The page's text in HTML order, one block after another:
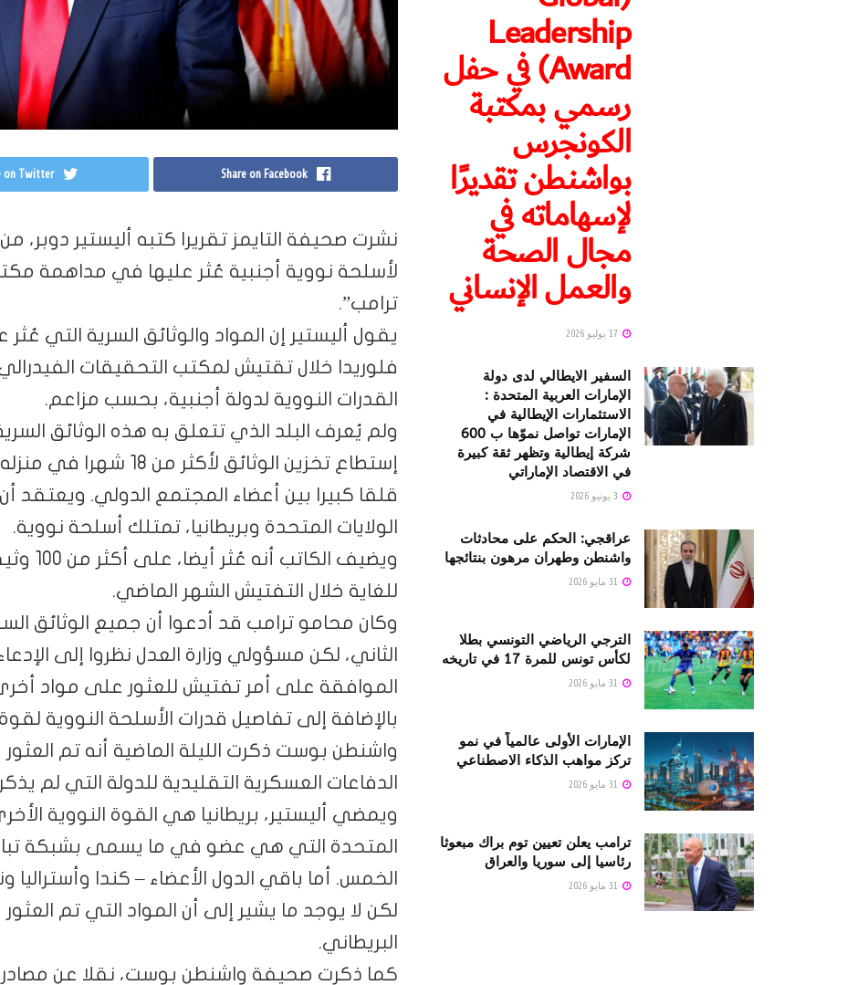
Share on Facebook
on Twitter
نشرت صحيفة التايمز تقريرا كتبه أليستير دوبر،
لأسلحة نووية أجنبية عُثر عليها في مداهمة
ترامب”.
يقول أليستير إن المواد والوثائق السرية التي
فلوريدا خلال تقتيش لمكتب التحقيقات
القدرات النووية لدولة أجنبية، بحسب مزاعم.
ولم يُعرف البلد الذي تتعلق به هذه الوثائق
إستطاع تخزين الوثائق
قلقا كبيرا بين أعضاء المجتمع الدولي.
الولايات المتحدة وبريطانيا، تمتلك أسلحة نووية.
ويضيف
للغاية خلال التفتيش الشهر الماضي.
وكان محامو ترامب قد أدعوا أن جميع الوثائق
الثاني، لكن مسؤولي وزارة العدل نظروا إلى
الموافقة على أمر تفتيش للعثور على مواد
بالإضافة إلى تفاصيل قدرات الأسلحة النووية
واشنطن بوست ذكرت الليلة الماضية أنه تم
الدفاعات العسكرية التقليدية للدولة التي لم
ويمضي أليستير، بريطانيا هي القوة النووية
المتحدة التي هي عضو في ما يسمى بشبكة تبادل
الخمس. أما باقي الدول الأعضاء – كندا وأستراليا
لكن لا يوجد ما يشير إلى أن المواد التي تم
البريطاني.
كما ذكرت صحيفة واشنطن بوست، نقلا عن مصادر
Leadership
Award) في حفل
رسمي بمكتبة
الكونجرس
بواشنطن تقديرًا
لإسهاماته في
مجال الصحة
والعمل الإنساني
السفير الايطالي لدى دولة
الإمارات العربية المتحدة :
الاستثمارات الإيطالية في
الإمارات تواصل نموّها ب 600
شركة إيطالية وتظهر ثقة كبيرة
في الاقتصاد الإماراتي
عراقجي: الحكم على محادثات
واشنطن وطهران مرهون بنتائجها
الترجي الرياضي التونسي بطلا
لكأس تونس للمرة 17 في تاريخه
الإمارات الأولى عالمياً في نمو
تركز مواهب الذكاء الاصطناعي
ترامب يعلن تعيين توم براك مبعوثا
رئاسيا إلى سوريا والعراق